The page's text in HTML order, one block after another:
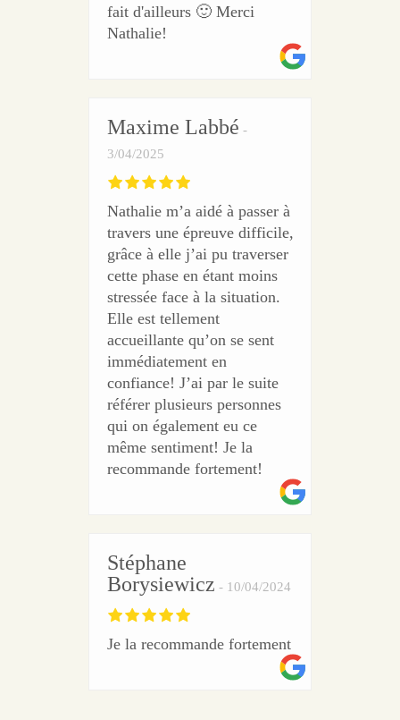
fait d'ailleurs 🙂 Merci
Nathalie!
Maxime Labbé
3/04/2025
Nathalie m’a aidé à passer à
travers une épreuve difficile,
grâce à elle j’ai pu traverser
cette phase en étant moins
stressée face à la situation.
Elle est tellement
accueillante qu’on se sent
immédiatement en
confiance! J’ai par le suite
référer plusieurs personnes
qui on également eu ce
même sentiment! Je la
recommande fortement!
Stéphane
Borysiewicz
10/04/2024
Je la recommande fortement